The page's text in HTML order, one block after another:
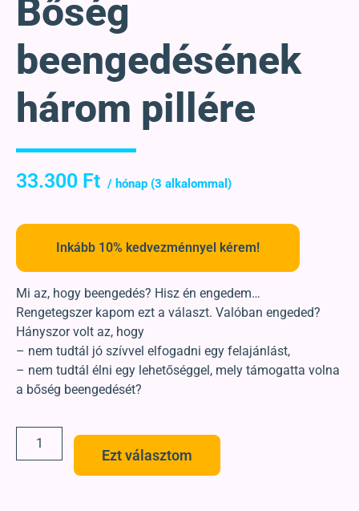
Bőség
beengedésének
három pillére
33.300 Ft
Inkább 10% kedvezménnyel kérem!
Mi az, hogy beengedés? Hisz én engedem…
Rengetegszer kapom ezt a választ. Valóban engeded?
Hányszor volt az, hogy
– nem tudtál jó szívvel elfogadni egy felajánlást,
– nem tudtál élni egy lehetőséggel, mely támogatta volna
a bőség beengedését?
Ezt választom